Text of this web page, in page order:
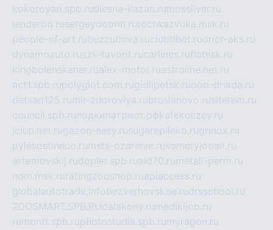
kokoroyari.spb.rublesna-kazan.ru mossilver.ru
lenderoq.rusergeydobrin.rutochkazvuka.msk.ru
people-of-art.rubezzubova.ruclubtibet.ruorior-aks.ru
dynamoauto.ruszk-favorit.rucarlines.ruflatnsk.ru
kingbolenskaner.rualex-motor.ruastroline.net.ru
act1.spb.rupolyglot.com.rugidlipetsk.ruooo-driada.ru
detsad125.ru mir-zdoroviya.rubruslanovo.rusiterem.ru
council.spb.ruлодкипатриот.рфkafekolizey.ru
iclub.net.rugazon-easy.rusugarepilekb.rugrinox.ru
pylesostineco.ru msts-ozarenie.rukameryjooan.ru
artemovskij.rudopler.spb.ruaid70.ru metall-perm.ru
ndm.msk.ru ratingzooshop.ruapiaccess.ru
globalautotrade.info bezverhovskoe.rudrsschool.ru
ZOOSMART.SPB.RUdalakony.ru medikijob.ru
remontt.spb.ruphotostudia.spb.ru myragon.ru